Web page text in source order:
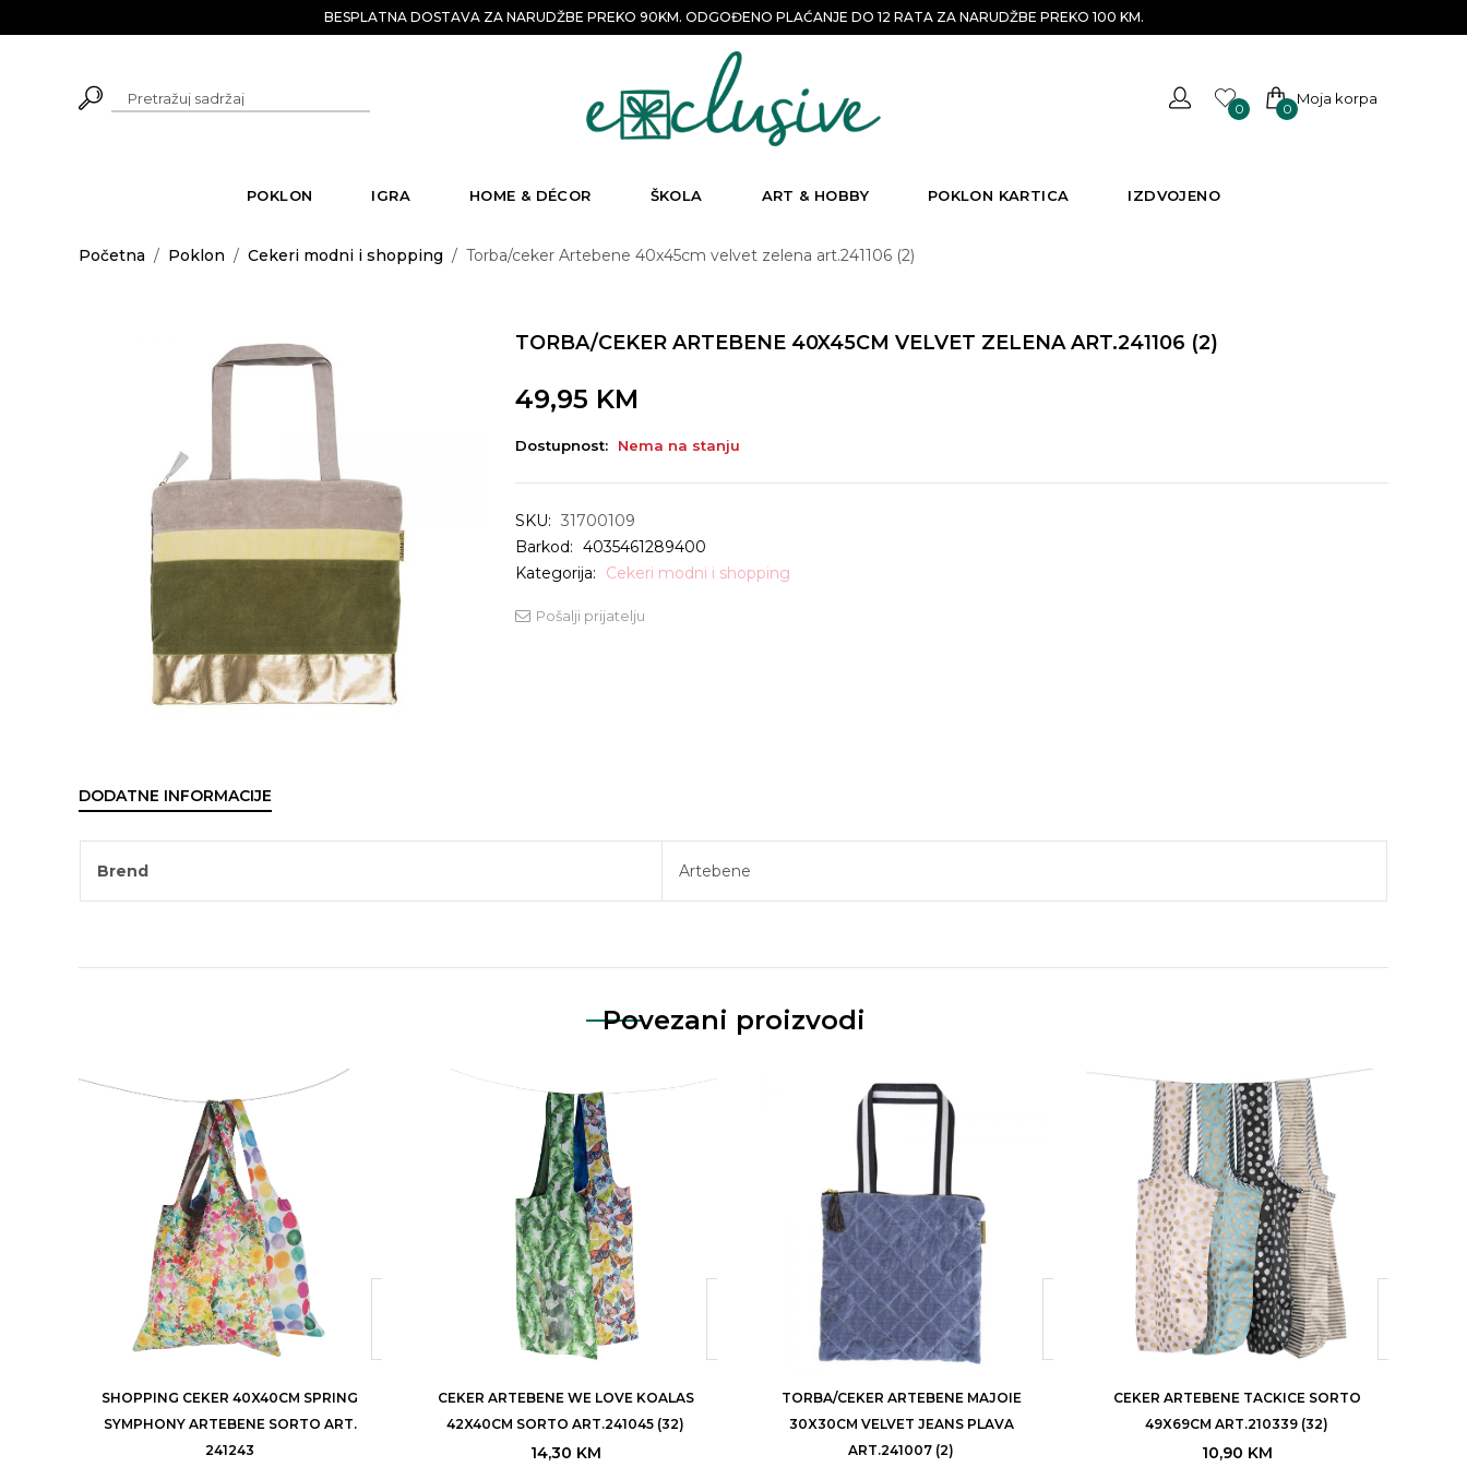
BESPLATNA DOSTAVA ZA NARUDŽBE PREKO 90KM. ODGOĐENO PLAĆANJE DO 12 RATA ZA NARUDŽBE PREKO 100 KM.
0 0
Moja korpa
POKLON IGRA HOME & DÉCOR ŠKOLA ART & HOBBY POKLON KARTICA IZDVOJENO
Početna / Poklon / Cekeri modni i shopping / Torba/ceker Artebene 40x45cm velvet zelena art.241106 (2)
TORBA/CEKER ARTEBENE 40X45CM VELVET ZELENA ART.241106 (2)
49,95 KM
Dostupnost: Nema na stanju
SKU: 31700109
Barkod: 4035461289400
Kategorija:
Cekeri modni i shopping
Pošalji prijatelju
DODATNE INFORMACIJE
Brend Artebene
Povezani proizvodi
SHOPPING CEKER 40X40CM SPRING
SYMPHONY ARTEBENE SORTO ART.
241243
CEKER ARTEBENE WE LOVE KOALAS
42X40CM SORTO ART.241045 (32)
14,30 KM
TORBA/CEKER ARTEBENE MAJOIE
30X30CM VELVET JEANS PLAVA
ART.241007 (2)
CEKER ARTEBENE TACKICE SORTO
49X69CM ART.210339 (32)
10,90 KM